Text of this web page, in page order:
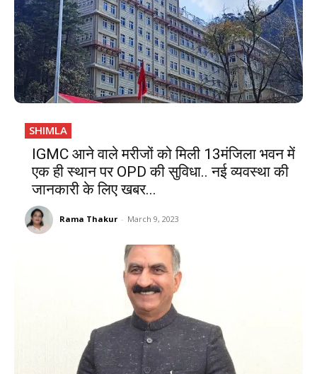
SHIMLA
IGMC आने वाले मरीजों को मिली 13मंजिला भवन में
एक ही स्थान पर OPD की सुविधा.. नई व्यवस्था की
जानकारी के लिए खबर...
Rama Thakur - March 9, 2023